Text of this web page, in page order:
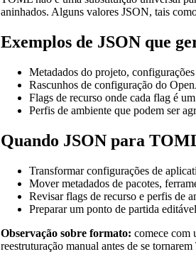
aninhados. Alguns valores JSON, tais
Exemplos de JSON que
Metadados do projeto,
Rascunhos de configuração do
Flags de recurso onde cada flag é
Perfis de ambiente que podem ser
Quando JSON para
Transformar configurações de
Mover metadados de pacotes,
Revisar flags de recurso e perfis de
Preparar um ponto de partida
Observação sobre formato: comece com
reestruturação manual antes de se